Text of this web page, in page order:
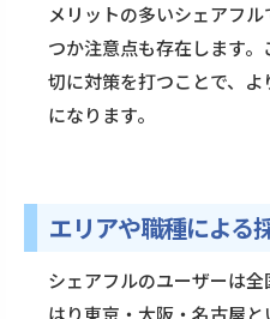
メリットの多いシェアフ
つか注意点も存在します
切に対策を打つことで、
になります。
エリアや職種による
シェアフルのユーザーは